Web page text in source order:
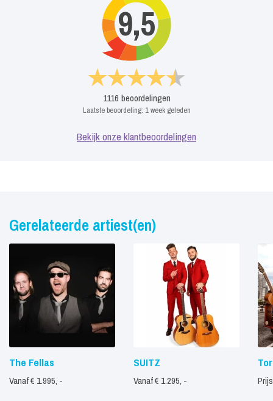
9,5
1116 beoordelingen
Laatste beoordeling: 1 week geleden
Bekijk onze klantbeoordelingen
Gerelateerde artiest(en)
The Fellas
Vanaf € 1.995, -
SUITZ
Vanaf € 1.295, -